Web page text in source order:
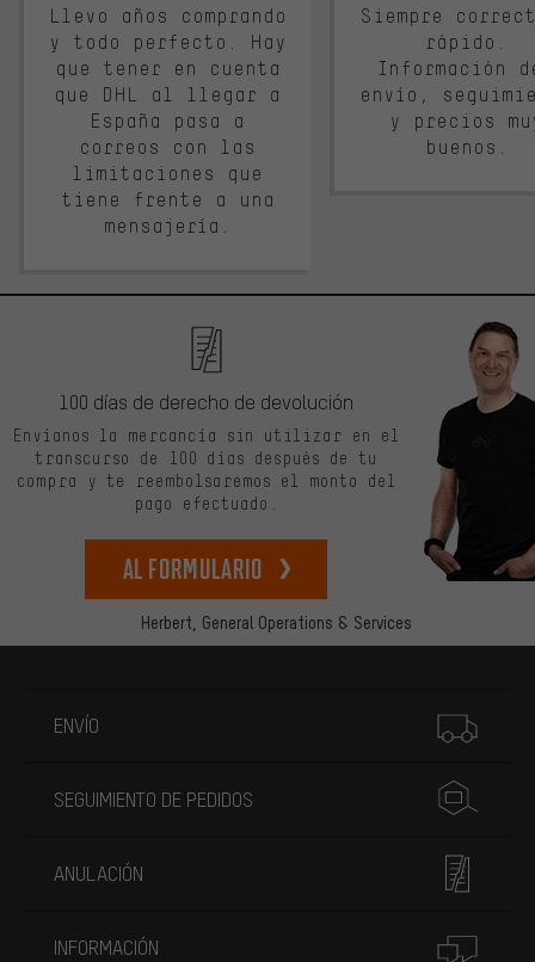
Llevo años comprando
y todo perfecto. Hay
que tener en cuenta
que DHL al llegar a
España pasa a
correos con las
limitaciones que
tiene frente a una
mensajería.
Siempre
rápido.
Información
envío,
y precios
buenos.
Herbert, General Operations & Services
100 días de derecho de devolución
Envíanos la mercancía sin utilizar en el
transcurso de 100 días después de tu
compra y te reembolsaremos el monto del
pago efectuado.
Al formulario
ENVÍO
SEGUIMIENTO DE PEDIDOS
ANULACIÓN
INFORMACIÓN